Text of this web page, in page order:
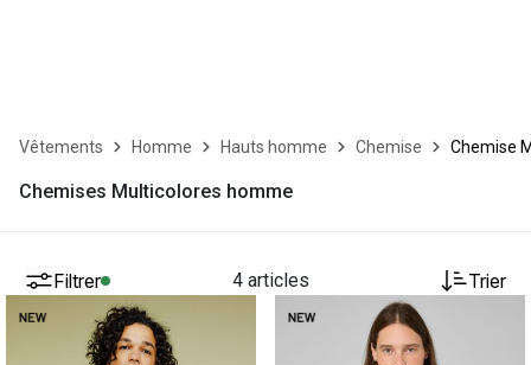
Vêtements Homme Hauts homme Chemise Chemise
Chemises Multicolores homme
Filtrer 4 articles Trier